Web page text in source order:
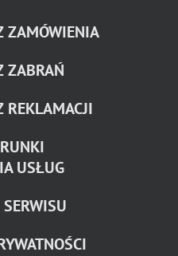
ZAMÓWIENIA
ZABRAŃ
REKLAMACJI
USŁUG